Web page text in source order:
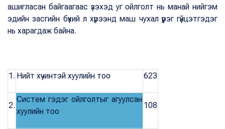
ашигласан байгаагаас үзэхэд уг ойлголт нь манай нийгэм
эдийн засгийн бүхий л хүрээнд маш чухал үүрэг гүйцэтгэдэг
нь харагдаж байна.
1. Нийт хүчинтэй хуулийн тоо 623
2.
Систем гэдэг ойлголтыг агуулсан
хуулийн тоо
108